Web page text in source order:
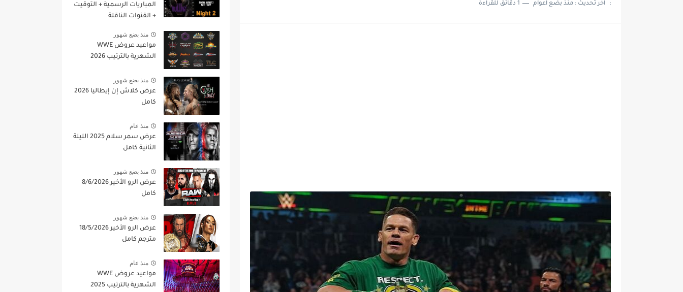
: اخر تحديث : منذ بضع اعوام 1 دقائق للقراءة
المباريات الرسمية + التوقيت
+ القنوات الناقلة
منذ بضع شهور
مواعيد عروض WWE
الشهرية بالترتيب 2026
منذ بضع شهور
عرض كلاش إن إيطاليا 2026
كامل
منذ عام
عرض سمر سلام 2025 الليلة
الثانية كامل
منذ بضع شهور
عرض الرو الأخير 8/6/2026
كامل
منذ بضع شهور
عرض الرو الأخير 18/5/2026
مترجم كامل
منذ عام
مواعيد عروض WWE
الشهرية بالترتيب 2025